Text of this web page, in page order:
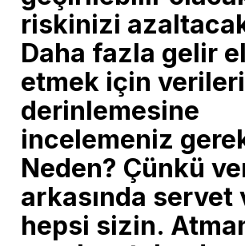
riskinizi
Daha fazla gelir
etmek için
derinlemesine
incelemeniz
Neden? Çünkü
arkasında servet
hepsi sizin.